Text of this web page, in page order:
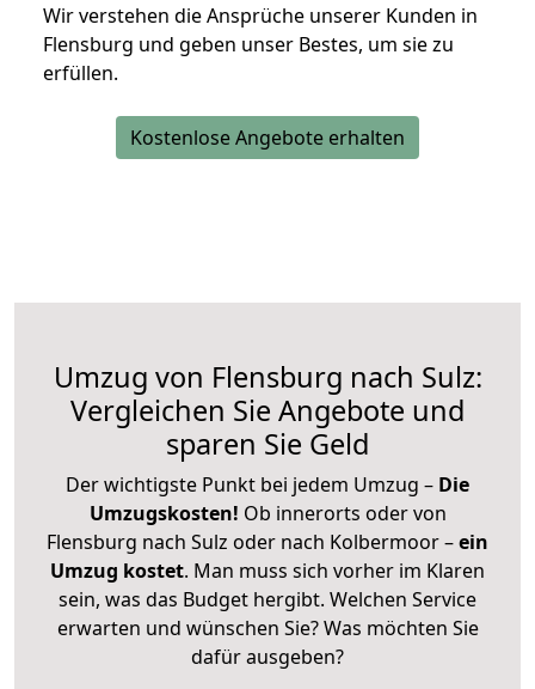
Wir verstehen die Ansprüche unserer Kunden in
Flensburg und geben unser Bestes, um sie zu
erfüllen.
Kostenlose Angebote erhalten
Umzug von Flensburg nach Sulz:
Vergleichen Sie Angebote und
sparen Sie Geld
Der wichtigste Punkt bei jedem Umzug – Die
Umzugskosten! Ob innerorts oder von
Flensburg nach Sulz oder nach Kolbermoor –ein
Umzug kostet. Man muss sich vorher im Klaren
sein, was das Budget hergibt. Welchen Service
erwarten und wünschen Sie? Was möchten Sie
dafür ausgeben?